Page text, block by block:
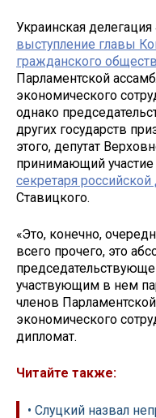
Украинская
выступление главы
гражданского
Парламентской
экономического
однако
других государств
этого, депутат
принимающий
секретаря российской
Ставицкого.
«Это, конечно,
всего прочего, это
участвующим в нем
членов
экономического
дипломат.
Читайте также:
• Слуцкий назвал